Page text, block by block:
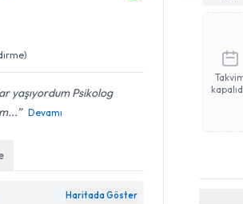
yaşıyordum Psikolog
Devamı
Haritada Göster